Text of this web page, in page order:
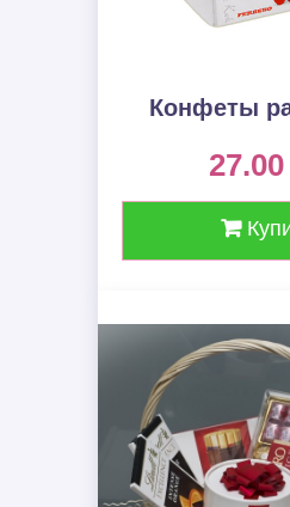
Конфеты
27.00